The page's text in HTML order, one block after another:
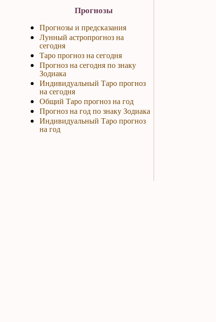
Прогнозы
Прогнозы и предсказания
Лунный астропрогноз на
сегодня
Таро прогноз на сегодня
Прогноз на сегодня по знаку
Зодиака
Индивидуальный Таро прогноз
на сегодня
Общий Таро прогноз на год
Прогноз на год по знаку Зодиака
Индивидуальный Таро прогноз
на год